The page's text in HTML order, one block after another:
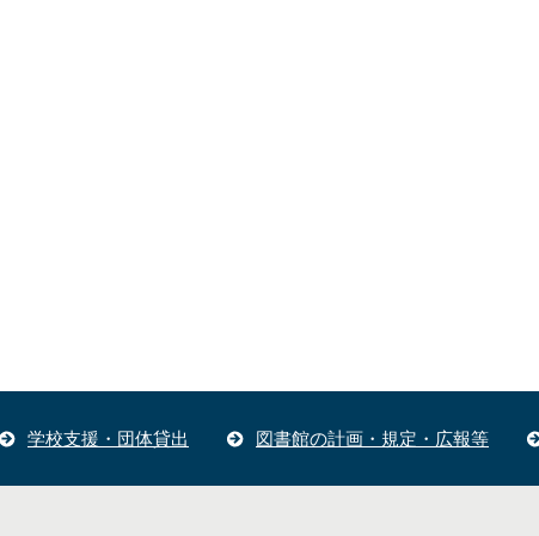
学校支援・団体貸出 図書館の計画・規定・広報等